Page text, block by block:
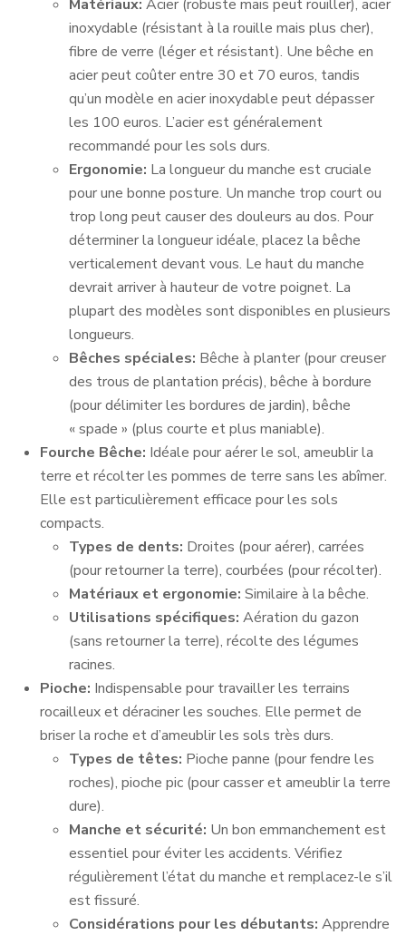
Matériaux: Acier (robuste mais peut rouiller), acier
inoxydable (résistant à la rouille mais plus cher),
fibre de verre (léger et résistant). Une bêche en
acier peut coûter entre 30 et 70 euros, tandis
qu’un modèle en acier inoxydable peut dépasser
les 100 euros. L’acier est généralement
recommandé pour les sols durs.
Ergonomie: La longueur du manche est cruciale
pour une bonne posture. Un manche trop court ou
trop long peut causer des douleurs au dos. Pour
déterminer la longueur idéale, placez la bêche
verticalement devant vous. Le haut du manche
devrait arriver à hauteur de votre poignet. La
plupart des modèles sont disponibles en plusieurs
longueurs.
Bêches spéciales: Bêche à planter (pour creuser
des trous de plantation précis), bêche à bordure
(pour délimiter les bordures de jardin), bêche
« spade » (plus courte et plus maniable).
Fourche Bêche: Idéale pour aérer le sol, ameublir la
terre et récolter les pommes de terre sans les abîmer.
Elle est particulièrement efficace pour les sols
compacts.
Types de dents: Droites (pour aérer), carrées
(pour retourner la terre), courbées (pour récolter).
Matériaux et ergonomie: Similaire à la bêche.
Utilisations spécifiques: Aération du gazon
(sans retourner la terre), récolte des légumes
racines.
Pioche: Indispensable pour travailler les terrains
rocailleux et déraciner les souches. Elle permet de
briser la roche et d’ameublir les sols très durs.
Types de têtes: Pioche panne (pour fendre les
roches), pioche pic (pour casser et ameublir la terre
dure).
Manche et sécurité: Un bon emmanchement est
essentiel pour éviter les accidents. Vérifiez
régulièrement l’état du manche et remplacez-le s’il
est fissuré.
Considérations pour les débutants: Apprendre